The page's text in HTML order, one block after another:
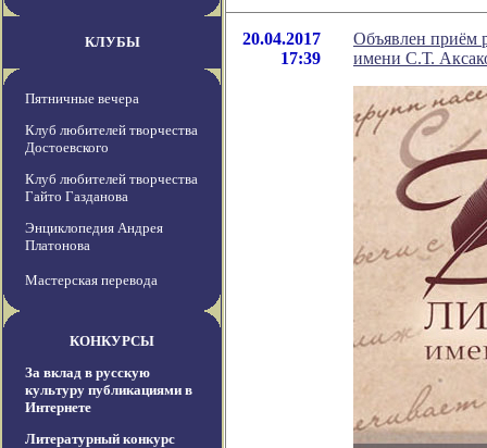
КЛУБЫ
Пятничные вечера
Клуб любителей творчества
Достоевского
Клуб любителей творчества
Гайто Газданова
Энциклопедия Андрея
Платонова
Мастерская перевода
КОНКУРСЫ
За вклад в русскую
культуру публикациями в
Интернете
Литературный конкурс
20.04.2017
17:39
Объявлен приём
имени С.Т.